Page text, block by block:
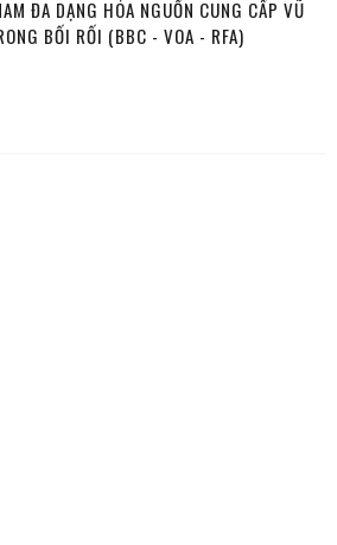
ĐA DẠNG HÓA NGUỒN CUNG CẤP VŨ
BỐI RỐI (BBC - VOA - RFA)